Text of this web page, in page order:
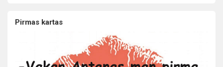
Pirmas kartas